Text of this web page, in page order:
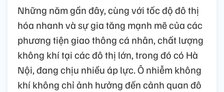
Những năm gần đây, cùng với tốc độ đô thị
hóa nhanh và sự gia tăng mạnh mẽ của các
phương tiện giao thông cá nhân, chất lượng
không khí tại các đô thị lớn, trong đó có Hà
Nội, đang chịu nhiều áp lực. Ô nhiễm không
khí không chỉ ảnh hưởng đến cảnh quan đô